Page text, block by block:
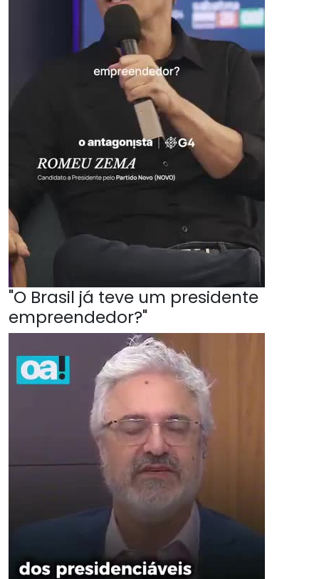
"O Brasil já teve um presidente
empreendedor?"